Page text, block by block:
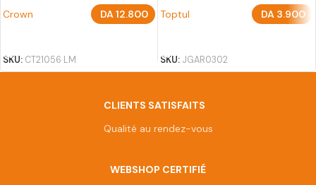
Crown DA12.800
SKU: CT21056 LM
Toptul DA 3.900
SKU: JGAR0302
CLIENTS SATISFAITS
Qualité au rendez-vous
WEBSHOP CERTIFIÉ